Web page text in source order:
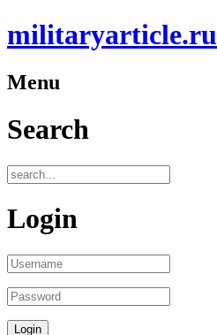
militaryarticle.ru
Menu
Search
Login